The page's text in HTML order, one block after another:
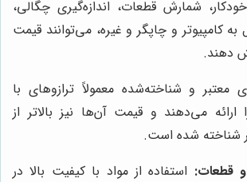
خودکار، شمارش قطعات، اندازه‌گیری چگالی،
به کامپیوتر و چاپگر و غیره، می‌توانند قیمت
دهند.
معتبر و شناخته‌شده معمولاً ترازوهای با
ارائه می‌دهند و قیمت آن‌ها نیز بالاتر از
شناخته شده است.
قطعات: استفاده از مواد با کیفیت بالا در